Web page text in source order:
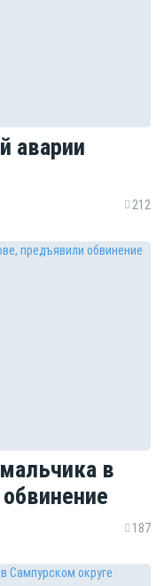
аварии
212
в
187